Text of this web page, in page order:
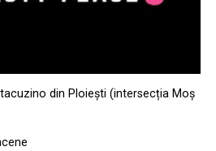
din Ploiești (intersecția Moș